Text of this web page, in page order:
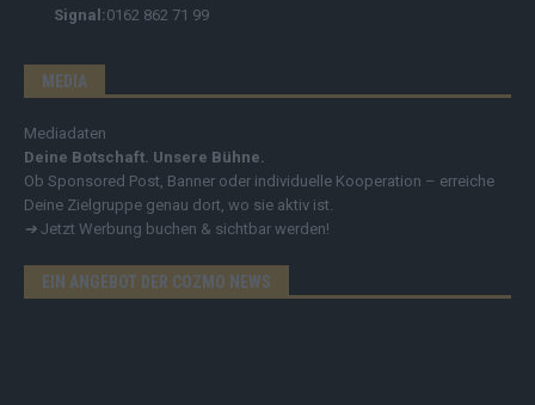
Signal:0162 862 71 99
MEDIA
Mediadaten
Deine Botschaft. Unsere Bühne.
Ob Sponsored Post, Banner oder individuelle Kooperation – erreiche
Deine Zielgruppe genau dort, wo sie aktiv ist.
➔ Jetzt Werbung buchen & sichtbar werden!
EIN ANGEBOT DER COZMO NEWS